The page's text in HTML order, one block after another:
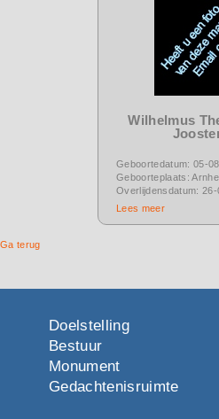
Wilhelmus
Geboortedatum: 05-
Geboorteplaats:
Overlijdensdatum: 26-
Lees meer
Ga terug
Doelstelling
Bestuur
Monument
Gedachtenisruimte